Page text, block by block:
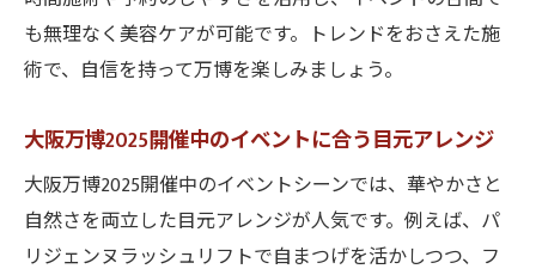
も無理なく美容ケアが可能です。トレンドをおさえた施
術で、自信を持って万博を楽しみましょう。
大阪万博2025開催中のイベントに合う目元アレンジ
大阪万博2025開催中のイベントシーンでは、華やかさと
自然さを両立した目元アレンジが人気です。例えば、パ
リジェンヌラッシュリフトで自まつげを活かしつつ、フ